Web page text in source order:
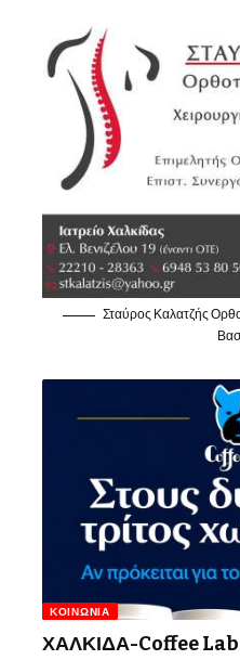
Σταύρος Καλατζής
ΚΟΙΝΩΝΊΑ
ΧΑΛΚΙΔΑ-Coffee